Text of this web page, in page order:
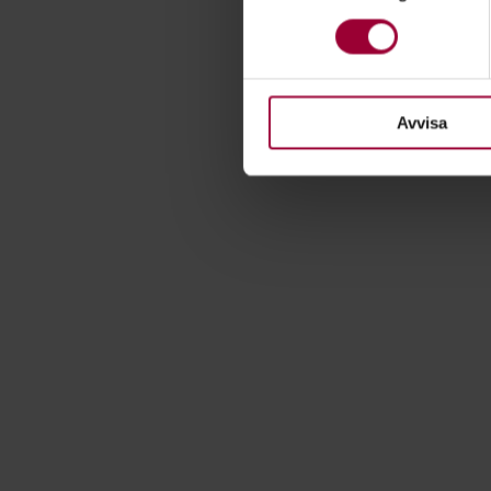
Ta reda på mer om hur
eller dra tillbaka ditt
För att du ska få en så bra
Avvisa